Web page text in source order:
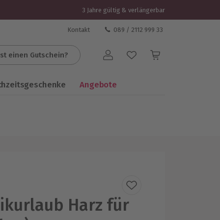
3 Jahre gültig & verlängerbar
Kontakt 089 / 2112 999 33
einen Gutschein? Benutzerkonto
Angebote
Harz für